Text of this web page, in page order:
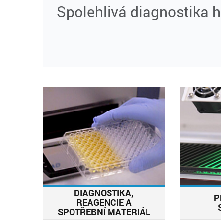
diagnostika hantavirů s DYNEX
DIAGNOSTIKA,
REAGENCIE A
SPOTŘEBNÍ MATERIÁL